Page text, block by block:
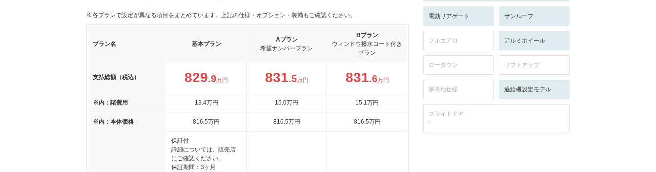
※各プランで設定が異なる項目をまとめています。上記の仕様・オプション・装備もご確認ください。
プラン名 基本プラン
Aプラン
希望ナンバープラン
Bプラン
ウィンドウ撥水コート付き
プラン
支払総額（税込） 829.9万円 831.5万円 831.6万円
※内：諸費用 13.4万円 15.0万円 15.1万円
※内：本体価格 816.5万円 816.5万円 816.5万円
保証付
詳細については、販売店
にご確認ください。
保証期間：3ヶ月
電動リアゲート サンルーフ
フルエアロ アルミホイール
ローダウン リフトアップ
寒冷地仕様 過給機設定モデル
スライドドア
-